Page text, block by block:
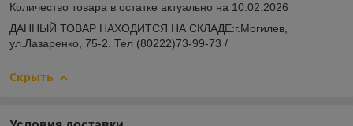
Количество товара в остатке актуально на 10.02.2026
ДАННЫЙ ТОВАР НАХОДИТСЯ НА СКЛАДE:г.Могилев,
ул.Лазаренко, 75-2. Тел (80222)73-99-73 /
Скрыть